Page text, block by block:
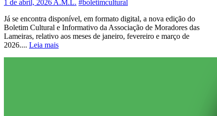
1 de abril, 2026 A.M.L. #boletimcultural
Já se encontra disponível, em formato digital, a nova edição do
Boletim Cultural e Informativo da Associação de Moradores das
Lameiras, relativo aos meses de janeiro, fevereiro e março de
2026.... Leia mais